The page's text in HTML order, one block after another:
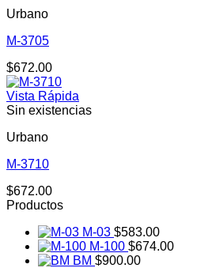
Urbano
M-3705
$672.00
Vista Rápida
Sin existencias
Urbano
M-3710
$672.00
Productos
M-03 $583.00
M-100 $674.00
BM $900.00